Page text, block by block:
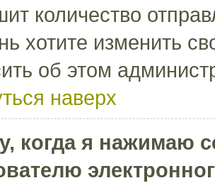
количество
хотите изменить
об этом
наверх
когда я нажимаю